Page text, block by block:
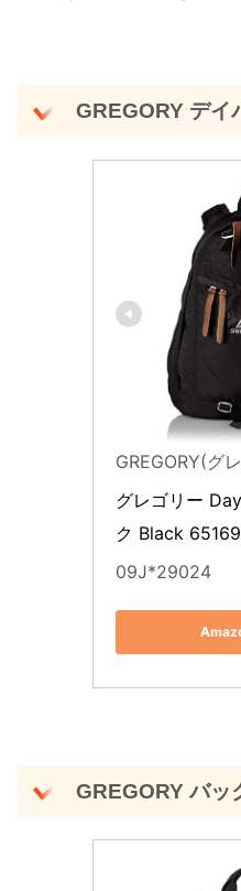
GREGORY デイ
GREGORY(グ
グレゴリー
ク Black
09J*29024
GREGORY バッ